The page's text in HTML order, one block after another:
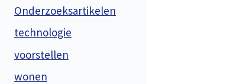
Onderzoeksartikelen
technologie
voorstellen
wonen